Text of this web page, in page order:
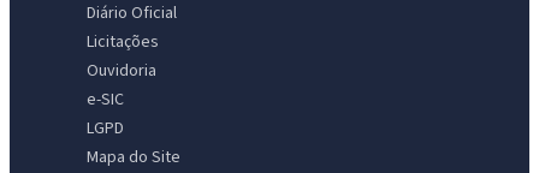
Diário Oficial
Licitações
Ouvidoria
e-SIC
LGPD
Mapa do Site